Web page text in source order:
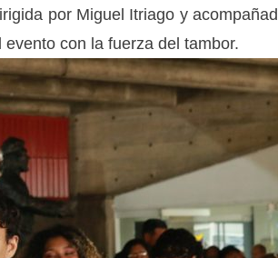
por Miguel Itriago y
con la fuerza del tambor.